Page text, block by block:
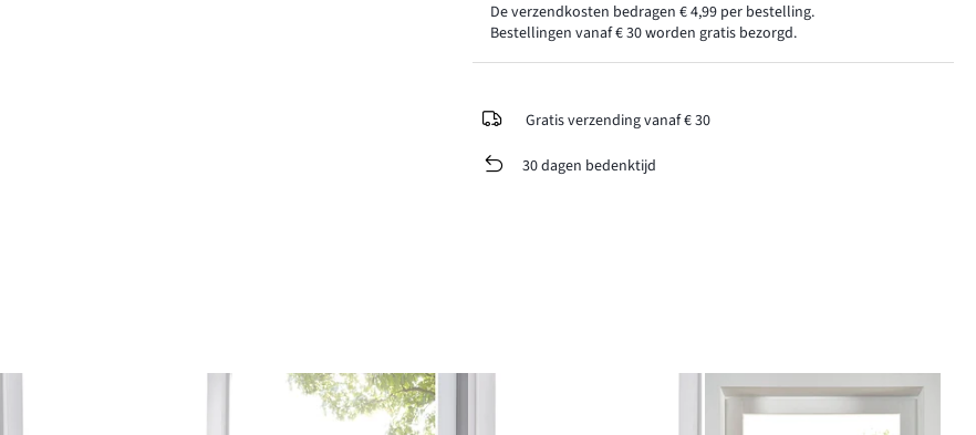
De verzendkosten bedragen € 4,99 per bestelling.
Bestellingen vanaf € 30 worden gratis bezorgd.
Gratis verzending vanaf € 30
30 dagen bedenktijd